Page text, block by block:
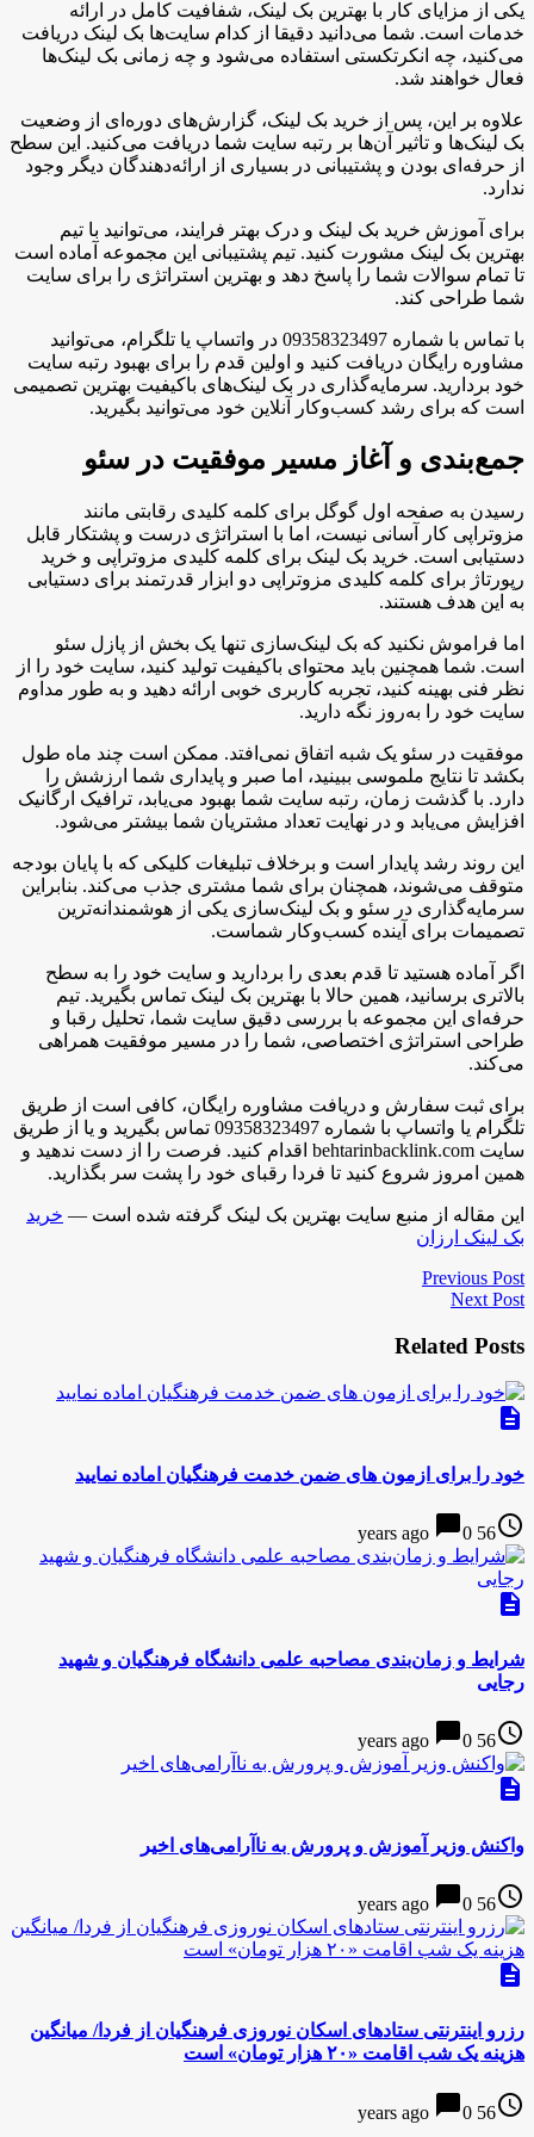
یکی از مزایای کار با بهترین بک لینک، شفافیت کامل در ارائه
خدمات است. شما می‌دانید دقیقا از کدام سایت‌ها بک لینک دریافت
می‌کنید، چه انکرتکستی استفاده می‌شود و چه زمانی بک لینک‌ها
فعال خواهند شد.
علاوه بر این، پس از خرید بک لینک، گزارش‌های دوره‌ای از وضعیت
بک لینک‌ها و تاثیر آن‌ها بر رتبه سایت شما دریافت می‌کنید. این سطح
از حرفه‌ای بودن و پشتیبانی در بسیاری از ارائه‌دهندگان دیگر وجود
ندارد.
برای آموزش خرید بک لینک و درک بهتر فرایند، می‌توانید با تیم
بهترین بک لینک مشورت کنید. تیم پشتیبانی این مجموعه آماده است
تا تمام سوالات شما را پاسخ دهد و بهترین استراتژی را برای سایت
شما طراحی کند.
با تماس با شماره 09358323497 در واتساپ یا تلگرام، می‌توانید
مشاوره رایگان دریافت کنید و اولین قدم را برای بهبود رتبه سایت
خود بردارید. سرمایه‌گذاری در بک لینک‌های باکیفیت بهترین تصمیمی
است که برای رشد کسب‌وکار آنلاین خود می‌توانید بگیرید.
جمع‌بندی و آغاز مسیر موفقیت در سئو
رسیدن به صفحه اول گوگل برای کلمه کلیدی رقابتی مانند
مزوتراپی کار آسانی نیست، اما با استراتژی درست و پشتکار قابل
دستیابی است. خرید بک لینک برای کلمه کلیدی مزوتراپی و خرید
رپورتاژ برای کلمه کلیدی مزوتراپی دو ابزار قدرتمند برای دستیابی
به این هدف هستند.
اما فراموش نکنید که بک لینک‌سازی تنها یک بخش از پازل سئو
است. شما همچنین باید محتوای باکیفیت تولید کنید، سایت خود را از
نظر فنی بهینه کنید، تجربه کاربری خوبی ارائه دهید و به طور مداوم
سایت خود را به‌روز نگه دارید.
موفقیت در سئو یک شبه اتفاق نمی‌افتد. ممکن است چند ماه طول
بکشد تا نتایج ملموسی ببینید، اما صبر و پایداری شما ارزشش را
دارد. با گذشت زمان، رتبه سایت شما بهبود می‌یابد، ترافیک ارگانیک
افزایش می‌یابد و در نهایت تعداد مشتریان شما بیشتر می‌شود.
این روند رشد پایدار است و برخلاف تبلیغات کلیکی که با پایان بودجه
متوقف می‌شوند، همچنان برای شما مشتری جذب می‌کند. بنابراین
سرمایه‌گذاری در سئو و بک لینک‌سازی یکی از هوشمندانه‌ترین
تصمیمات برای آینده کسب‌وکار شماست.
اگر آماده هستید تا قدم بعدی را بردارید و سایت خود را به سطح
بالاتری برسانید، همین حالا با بهترین بک لینک تماس بگیرید. تیم
حرفه‌ای این مجموعه با بررسی دقیق سایت شما، تحلیل رقبا و
طراحی استراتژی اختصاصی، شما را در مسیر موفقیت همراهی
می‌کند.
برای ثبت سفارش و دریافت مشاوره رایگان، کافی است از طریق
تلگرام یا واتساپ با شماره 09358323497 تماس بگیرید و یا از طریق
سایت behtarinbacklink.com اقدام کنید. فرصت را از دست ندهید و
همین امروز شروع کنید تا فردا رقبای خود را پشت سر بگذارید.
این مقاله از منبع سایت بهترین بک لینک گرفته شده است — خرید
بک لینک ارزان
Previous Post
Next Post
Related Posts
description
خود را برای ازمون های ضمن خدمت فرهنگیان اماده نمایید
access_time
56 years ago
chat_bubble0
description
شرایط و زمان‌بندی مصاحبه علمی دانشگاه فرهنگیان و شهید
رجایی
access_time
56 years ago
chat_bubble0
description
واکنش وزیر آموزش و پرورش به ناآرامی‌های اخیر
access_time
56 years ago
chat_bubble0
description
رزرو اینترنتی ستادهای اسکان نوروزی فرهنگیان از فردا/ میانگین
هزینه یک شب اقامت «۲۰ هزار تومان» است
access_time
56 years ago
chat_bubble0